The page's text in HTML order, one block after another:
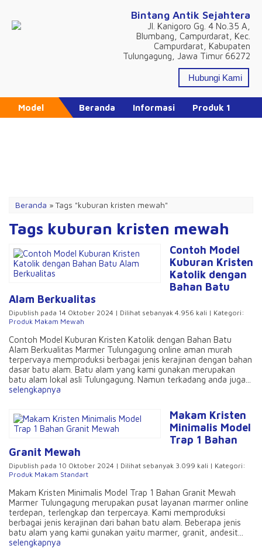
Bintang Antik Sejahtera
Jl. Kanigoro Gg. 4 No.35 A,
Blumbang, Campurdarat, Kec.
Campurdarat, Kabupaten
Tulungagung, Jawa Timur 66272
Hubungi Kami
Model Beranda Informasi Produk 1
Beranda »Tags "kuburan kristen mewah"
Tags kuburan kristen mewah
Contoh Model
Kuburan Kristen
Katolik dengan
Bahan Batu
Alam Berkualitas
Dipublish pada 14 Oktober 2024 | Dilihat sebanyak 4.956 kali | Kategori:
Produk Makam Mewah
Contoh Model Kuburan Kristen Katolik dengan Bahan Batu
Alam Berkualitas Marmer Tulungagung online aman murah
terpervaya memproduksi berbagai jenis kerajinan dengan bahan
dasar batu alam. Batu alam yang kami gunakan merupakan
batu alam lokal asli Tulungagung. Namun terkadang anda juga...
selengkapnya
Makam Kristen
Minimalis Model
Trap 1 Bahan
Granit Mewah
Dipublish pada 10 Oktober 2024 | Dilihat sebanyak 3.099 kali | Kategori:
Produk Makam Standart
Makam Kristen Minimalis Model Trap 1 Bahan Granit Mewah
Marmer Tulungagung merupakan pusat layanan marmer online
terdepan, terlengkap dan terpercaya. Kami memproduksi
berbagai jenis kerajinan dari bahan batu alam. Beberapa jenis
batu alam yang kami gunakan yaitu marmer, granit, andesit...
selengkapnya